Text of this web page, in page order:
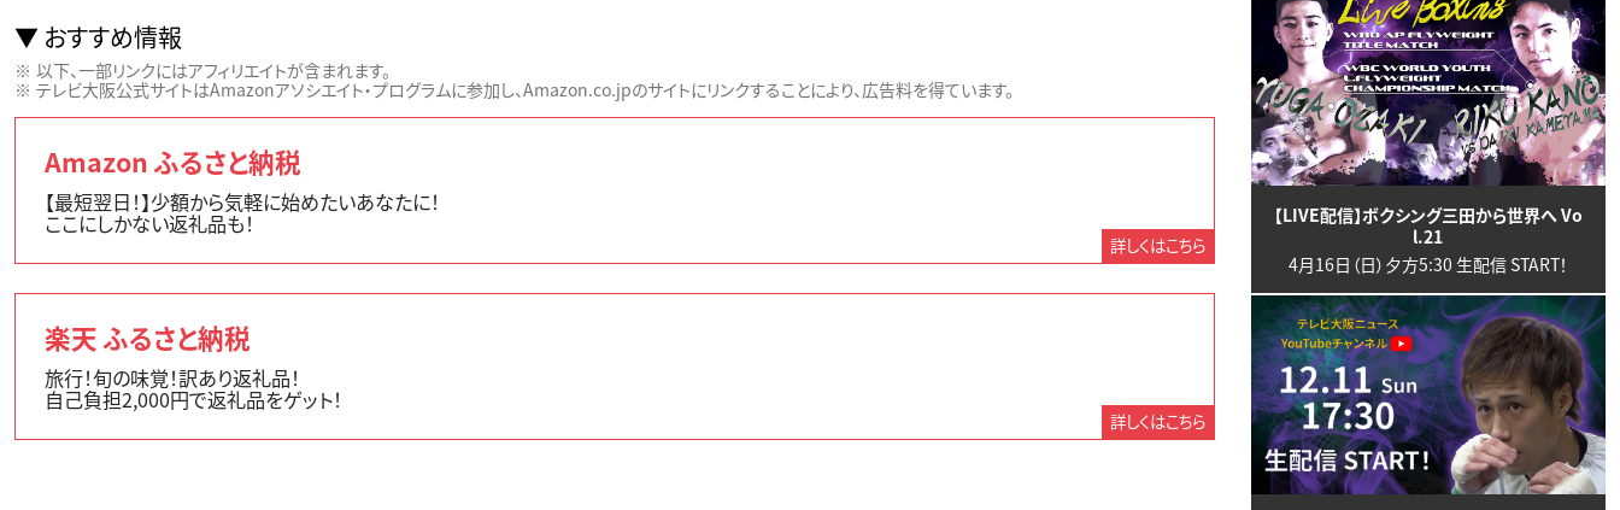
おすすめ情報
以下、一部リンクにはアフィリエイトが含まれます。
テレビ大阪公式サイトはAmazonアソシエイト・プログラムに参加し、Amazon.co.jpのサイトにリンクすることにより、広告料を得ています。
Amazon ふるさと納税
【最短翌日！】少額から気軽に始めたいあなたに！
ここにしかない返礼品も！
詳しくはこちら
楽天 ふるさと納税
旅行！旬の味覚！訳あり返礼品！
自己負担2,000円で返礼品をゲット！
詳しくはこちら
【LIVE配信】ボクシング三田から世界へ Vo
l.21
4月16日（日）夕方5:30 生配信 START！